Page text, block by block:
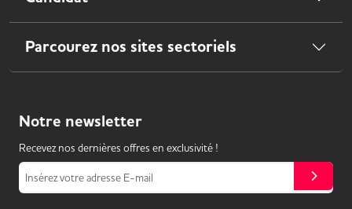
Parcourez nos sites sectoriels
Notre newsletter
Recevez nos dernières offres en exclusivité !
Insérez votre adresse E-mail